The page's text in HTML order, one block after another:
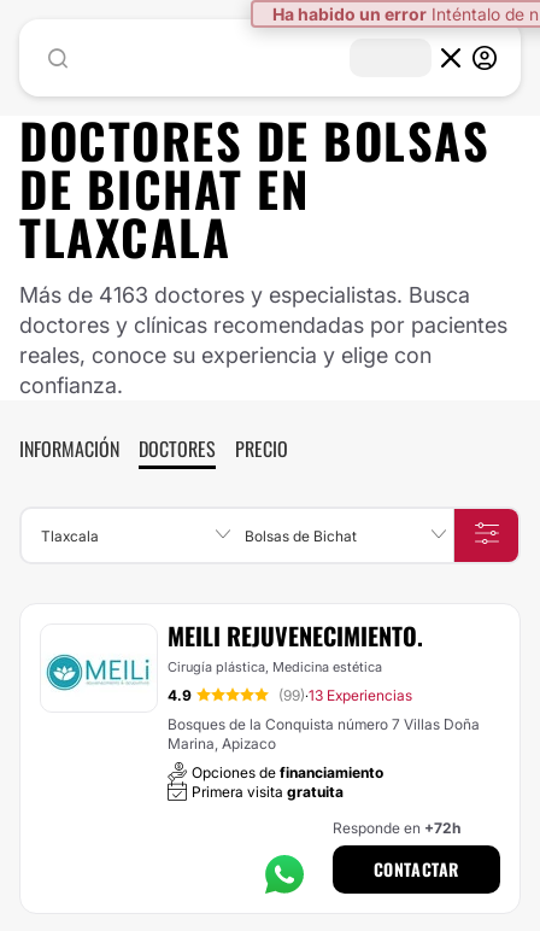
Ha habido un error Inténtalo de
DOCTORES DE BOLSAS
DE BICHAT EN
TLAXCALA
Más de 4163 doctores y especialistas. Busca
doctores y clínicas recomendadas por pacientes
reales, conoce su experiencia y elige con
confianza.
INFORMACIÓN DOCTORES PRECIO
Tlaxcala Bolsas de Bichat
MEILI REJUVENECIMIENTO.
Cirugía plástica, Medicina estética
4.9 (99)·13 Experiencias
Bosques de la Conquista número 7 Villas Doña
Marina, Apizaco
Opciones de financiamiento
Primera visita gratuita
Responde en +72h
CONTACTAR